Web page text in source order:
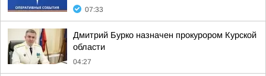
07:33
Дмитрий Бурко назначен прокурором Курской
области
04:27